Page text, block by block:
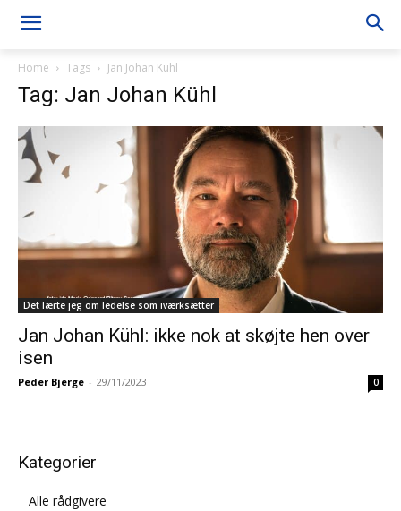
Home Tags Jan Johan Kühl
Tag: Jan Johan Kühl
Det lærte jeg om ledelse som iværksætter
Jan Johan Kühl: ikke nok at skøjte hen over
isen
Peder Bjerge - 29/11/2023 0
Kategorier
Alle rådgivere